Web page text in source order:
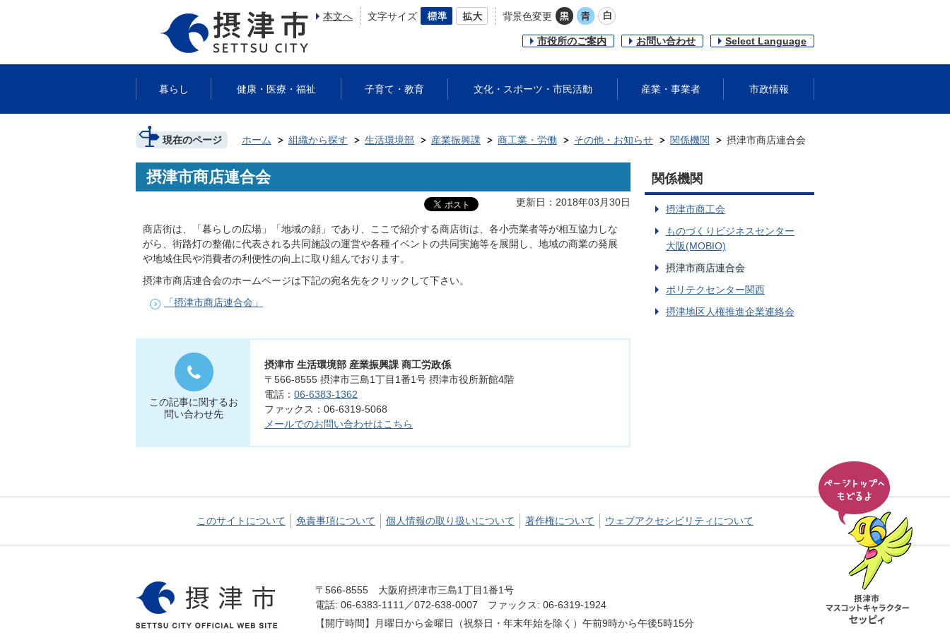
本文へ 文字サイズ 背景色変更
市役所のご案内 お問い合わせ Select Language
暮らし 健康・医療・福祉 子育て・教育 文化・スポーツ・市民活動 産業・事業者 市政情報
現在のページ ホーム 組織から探す 生活環境部 産業振興課 商工業・労働 その他・お知らせ 関係機関 摂津市商店連合会
摂津市商店連合会
更新日：2018年03月30日
商店街は、「暮らしの広場」「地域の顔」であり、ここで紹介する商店街は、各小売業者等が相互協力しな
がら、街路灯の整備に代表される共同施設の運営や各種イベントの共同実施等を展開し、地域の商業の発展
や地域住民や消費者の利便性の向上に取り組んでおります。
摂津市商店連合会のホームページは下記の宛名先をクリックして下さい。
「摂津市商店連合会」
この記事に関するお
問い合わせ先
摂津市 生活環境部 産業振興課 商工労政係
〒566-8555 摂津市三島1丁目1番1号 摂津市役所新館4階
電話： 06-6383-1362
ファックス：06-6319-5068
メールでのお問い合わせはこちら
関係機関
摂津市商工会
ものづくりビジネスセンター
大阪(MOBIO)
摂津市商店連合会
ポリテクセンター関西
摂津地区人権推進企業連絡会
このサイトについて 免責事項について 個人情報の取り扱いについて 著作権について ウェブアクセシビリティについて
〒566-8555 大阪府摂津市三島1丁目1番1号
電話: 06-6383-1111／072-638-0007 ファックス: 06-6319-1924
【開庁時間】月曜日から金曜日（祝祭日・年末年始を除く）午前9時から午後5時15分